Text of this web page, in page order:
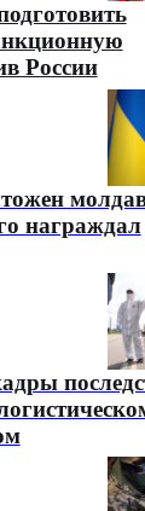
России
награждал